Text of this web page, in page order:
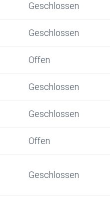
Geschlossen
Geschlossen
Offen
Geschlossen
Geschlossen
Offen
Geschlossen